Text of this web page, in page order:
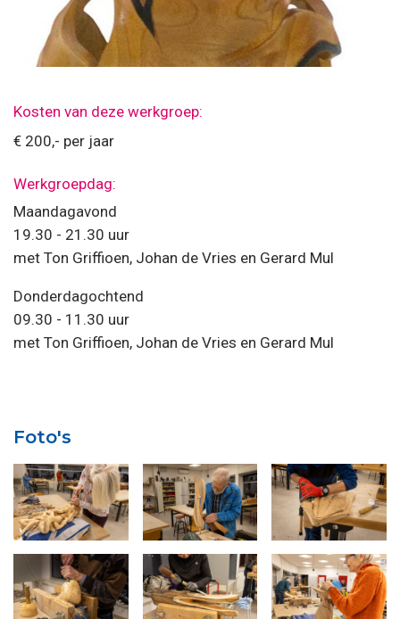
Kosten van deze werkgroep:
€ 200,- per jaar
Werkgroepdag:
Maandagavond
19.30 - 21.30 uur
met Ton Griffioen, Johan de Vries en Gerard Mul
Donderdagochtend
09.30 - 11.30 uur
met Ton Griffioen, Johan de Vries en Gerard Mul
Foto's